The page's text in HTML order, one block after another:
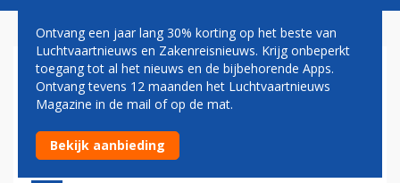
VIDEO: PASSAGIER BETRAPT
STELENDE
BAGAGEAFHANDELAAR
Ontvang een jaar lang 30% korting op het beste van
Luchtvaartnieuws en Zakenreisnieuws. Krijg onbeperkt
toegang tot al het nieuws en de bijbehorende Apps.
Ontvang tevens 12 maanden het Luchtvaartnieuws
Magazine in de mail of op de mat.
Bekijk aanbieding